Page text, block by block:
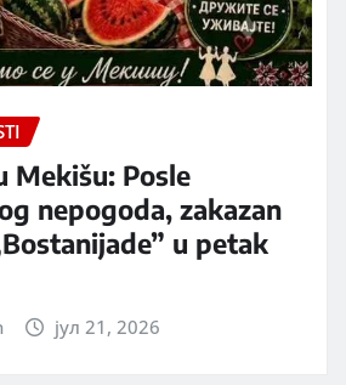
Mekišu: Posle
nepogoda, zakazan
u petak
јул 21, 2026